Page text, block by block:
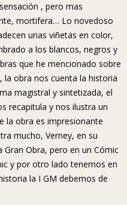
, pero mas
mortifera… Lo novedoso
unas viñetas en color,
a los blancos, negros y
que he mencionado sobre
la obra nos cuenta la historia
magistral y sintetizada, el
recapitula y nos ilustra un
la obra es impresionante
mucho, Verney, en su
Obra, pero en un Cómic
y por otro lado tenemos en
la I GM debemos de